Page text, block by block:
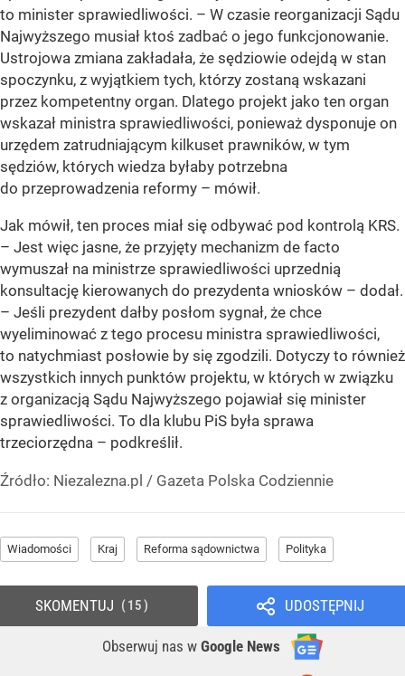
to minister sprawiedliwości. – W czasie reorganizacji Sądu
Najwyższego musiał ktoś zadbać o jego funkcjonowanie.
Ustrojowa zmiana zakładała, że sędziowie odejdą w stan
spoczynku, z wyjątkiem tych, którzy zostaną wskazani
przez kompetentny organ. Dlatego projekt jako ten organ
wskazał ministra sprawiedliwości, ponieważ dysponuje on
urzędem zatrudniającym kilkuset prawników, w tym
sędziów, których wiedza byłaby potrzebna
do przeprowadzenia reformy – mówił.
Jak mówił, ten proces miał się odbywać pod kontrolą KRS.
– Jest więc jasne, że przyjęty mechanizm de facto
wymuszał na ministrze sprawiedliwości uprzednią
konsultację kierowanych do prezydenta wniosków – dodał.
– Jeśli prezydent dałby posłom sygnał, że chce
wyeliminować z tego procesu ministra sprawiedliwości,
to natychmiast posłowie by się zgodzili. Dotyczy to również
wszystkich innych punktów projektu, w których w związku
z organizacją Sądu Najwyższego pojawiał się minister
sprawiedliwości. To dla klubu PiS była sprawa
trzeciorzędna – podkreślił.
Źródło: Niezalezna.pl / Gazeta Polska Codziennie
Wiadomości Kraj Reforma sądownictwa Polityka
UDOSTĘPNIJ
Obserwuj nas w Google News
SKOMENTUJ 15